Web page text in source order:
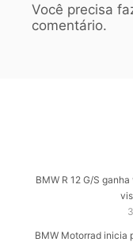
Você precisa
comentário.
BMW R 12 G/S
BMW Motorrad inicia